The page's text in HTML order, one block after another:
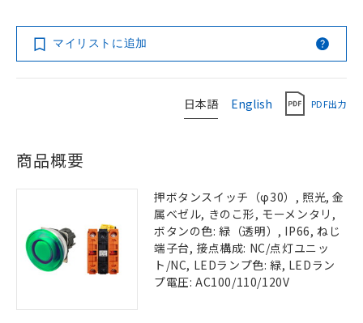
マイリストに追加
日本語 English PDF出力
商品概要
押ボタンスイッチ（φ30）, 照光, 金
属ベゼル, きのこ形, モーメンタリ,
ボタンの色: 緑（透明）, IP66, ねじ
端子台, 接点構成: NC/点灯ユニッ
ト/NC, LEDランプ色: 緑, LEDラン
プ電圧: AC100/110/120V